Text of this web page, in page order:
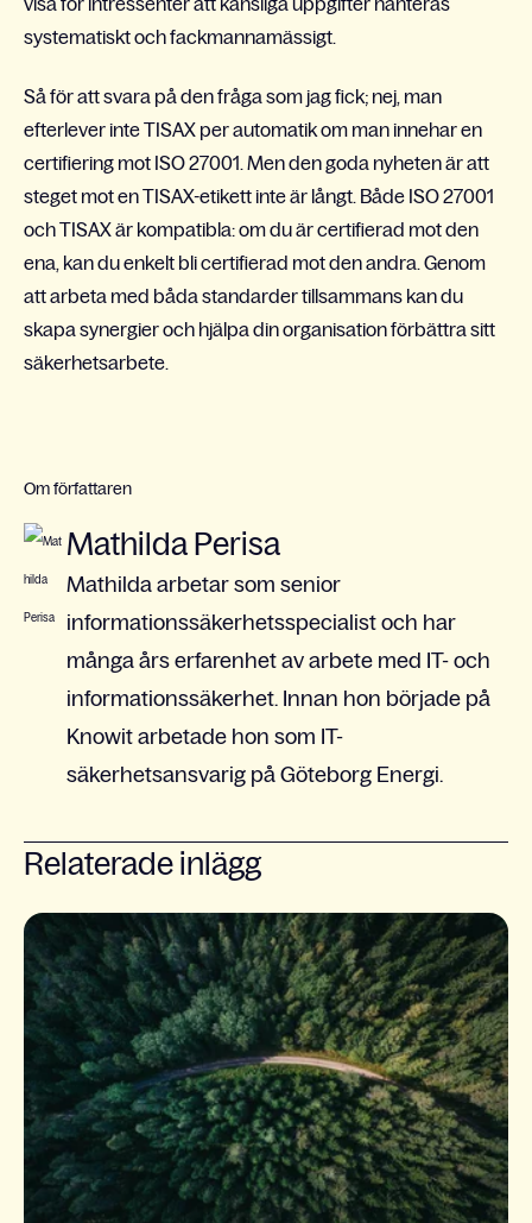
systematiskt och fackmannamässigt.
Så för att svara på den fråga som jag fick; nej, man
efterlever inte TISAX per automatik om man innehar en
certifiering mot ISO 27001. Men den goda nyheten är att
steget mot en TISAX-etikett inte är långt. Både ISO 27001
och TISAX är kompatibla: om du är certifierad mot den
ena, kan du enkelt bli certifierad mot den andra. Genom
att arbeta med båda standarder tillsammans kan du
skapa synergier och hjälpa din organisation förbättra sitt
säkerhetsarbete.
Om författaren
Mathilda Perisa
Mathilda arbetar som senior
informationssäkerhetsspecialist och har
många års erfarenhet av arbete med IT- och
informationssäkerhet. Innan hon började på
Knowit arbetade hon som IT-
säkerhetsansvarig på Göteborg Energi.
Relaterade inlägg